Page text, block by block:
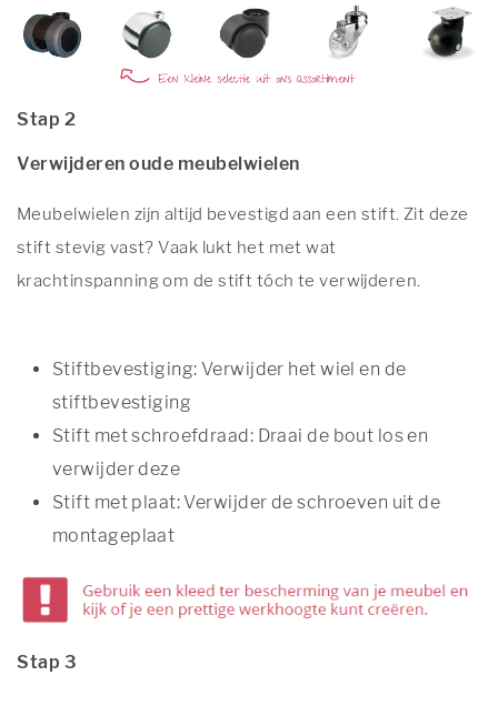
Stap 2
Verwijderen oude meubelwielen
Meubelwielen zijn altijd bevestigd aan een stift. Zit deze
stift stevig vast? Vaak lukt het met wat
krachtinspanning om de stift tóch te verwijderen.
Stiftbevestiging: Verwijder het wiel en de
stiftbevestiging
Stift met schroefdraad: Draai de bout los en
verwijder deze
Stift met plaat: Verwijder de schroeven uit de
montageplaat
Stap 3